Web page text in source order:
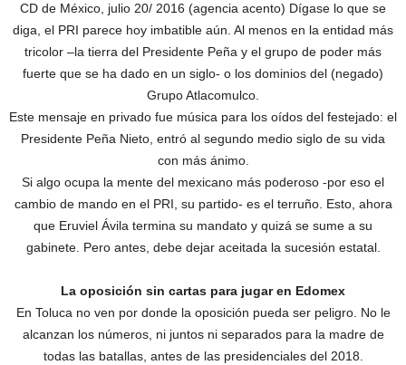
CD de México, julio 20/ 2016 (agencia acento) Dígase lo que se
diga, el PRI parece hoy imbatible aún. Al menos en la entidad más
tricolor –la tierra del Presidente Peña y el grupo de poder más
fuerte que se ha dado en un siglo- o los dominios del (negado)
Grupo Atlacomulco.
Este mensaje en privado fue música para los oídos del festejado: el
Presidente Peña Nieto, entró al segundo medio siglo de su vida
con más ánimo.
Si algo ocupa la mente del mexicano más poderoso -por eso el
cambio de mando en el PRI, su partido- es el terruño. Esto, ahora
que Eruviel Ávila termina su mandato y quizá se sume a su
gabinete. Pero antes, debe dejar aceitada la sucesión estatal.
La oposición sin cartas para jugar en Edomex
En Toluca no ven por donde la oposición pueda ser peligro. No le
alcanzan los números, ni juntos ni separados para la madre de
todas las batallas, antes de las presidenciales del 2018.